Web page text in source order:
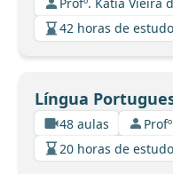
42 horas de estudo
Língua
48 aulas
20 horas de estudo